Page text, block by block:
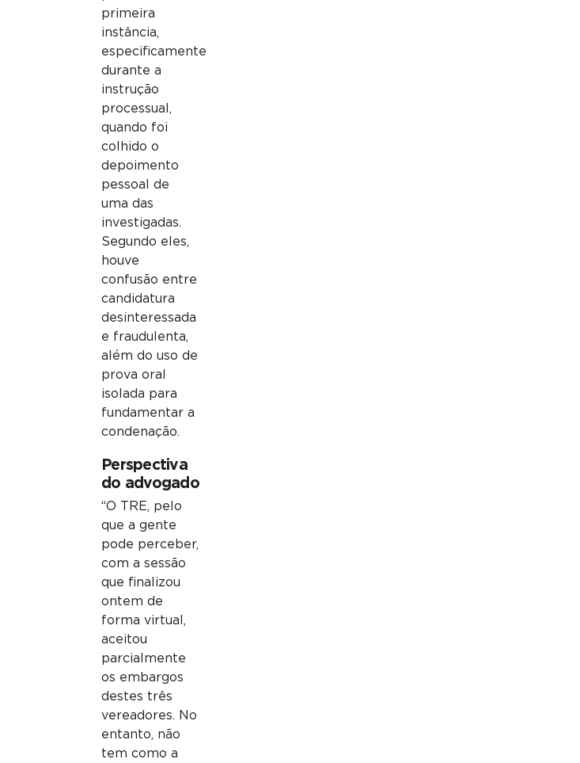
primeira
instância,
especificamente
durante a
instrução
processual,
quando foi
colhido o
depoimento
pessoal de
uma das
investigadas.
Segundo eles,
houve
confusão entre
candidatura
desinteressada
e fraudulenta,
além do uso de
prova oral
isolada para
fundamentar a
condenação.
Perspectiva
do advogado
“O TRE, pelo
que a gente
pode perceber,
com a sessão
que finalizou
ontem de
forma virtual,
aceitou
parcialmente
os embargos
destes três
vereadores. No
entanto, não
tem como a